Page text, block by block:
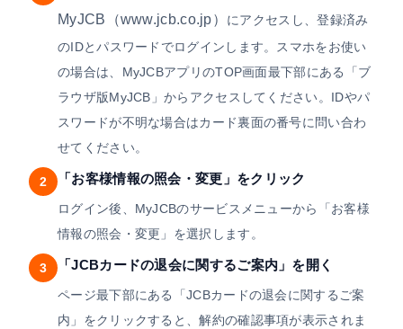
MyJCB（www.jcb.co.jp） にアクセスし、登録済み
のIDとパスワードでログインします。スマホをお使い
の場合は、MyJCBアプリのTOP画面最下部にある「ブ
ラウザ版MyJCB」からアクセスしてください。IDやパ
スワードが不明な場合はカード裏面の番号に問い合わ
せてください。
2 「お客様情報の照会・変更」をクリック
ログイン後、MyJCBのサービスメニューから「お客様
情報の照会・変更」を選択します。
3 「JCBカードの退会に関するご案内」を開く
ページ最下部にある「JCBカードの退会に関するご案
内」をクリックすると、解約の確認事項が表示されま